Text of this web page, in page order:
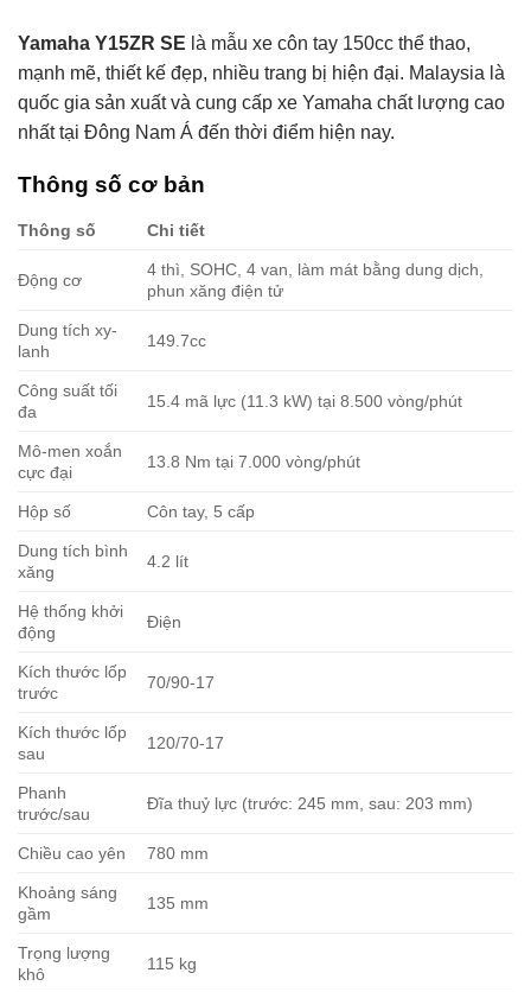
Yamaha Y15ZR SE là mẫu xe côn tay 150cc thể thao,
mạnh mẽ, thiết kế đẹp, nhiều trang bị hiện đại. Malaysia là
quốc gia sản xuất và cung cấp xe Yamaha chất lượng cao
nhất tại Đông Nam Á đến thời điểm hiện nay.
Thông số cơ bản
Thông số Chi tiết
Động cơ
4 thì, SOHC, 4 van, làm mát bằng dung dịch,
phun xăng điện tử
Dung tích xy-
lanh
149.7cc
Công suất tối
đa
15.4 mã lực (11.3 kW) tại 8.500 vòng/phút
Mô-men xoắn
cực đại
13.8 Nm tại 7.000 vòng/phút
Hộp số Côn tay, 5 cấp
Dung tích bình
xăng
4.2 lít
Hệ thống khởi
động
Điện
Kích thước lốp
trước
70/90-17
Kích thước lốp
sau
120/70-17
Phanh
trước/sau
Đĩa thuỷ lực (trước: 245 mm, sau: 203 mm)
Chiều cao yên 780 mm
Khoảng sáng
gầm
135 mm
Trọng lượng
khô
115 kg